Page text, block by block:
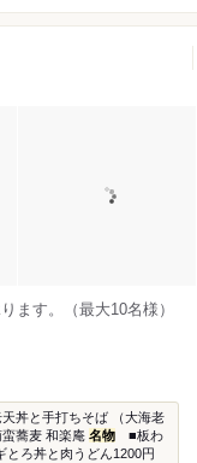
ます。（最大10名様）
丼と手打ちそば （大海老
蕎麦 和楽庵 名物 ■板わ
ろ丼と肉うどん1200円